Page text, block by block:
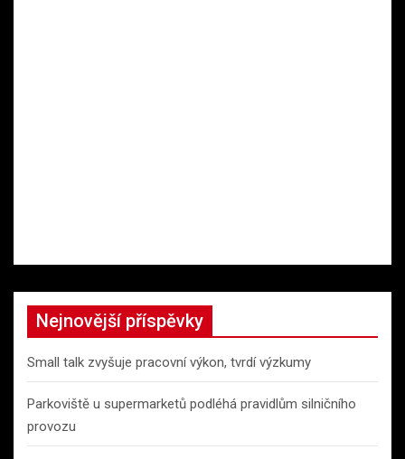
Nejnovější příspěvky
Small talk zvyšuje pracovní výkon, tvrdí výzkumy
Parkoviště u supermarketů podléhá pravidlům silničního
provozu